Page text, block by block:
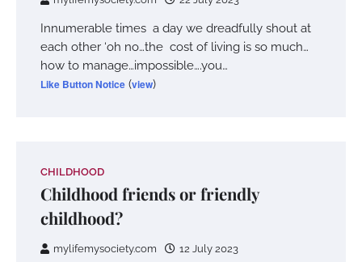
Innumerable times a day we dreadfully shout at
each other ‘oh no…the cost of living is so much…
how to manage…impossible….you…
Like Button Notice (view)
CHILDHOOD
Childhood friends or friendly
childhood?
mylifemysociety.com 12 July 2023